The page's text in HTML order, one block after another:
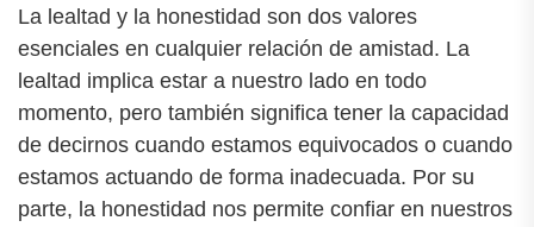
La lealtad y la honestidad son dos valores
esenciales en cualquier relación de amistad. La
lealtad implica estar a nuestro lado en todo
momento, pero también significa tener la capacidad
de decirnos cuando estamos equivocados o cuando
estamos actuando de forma inadecuada. Por su
parte, la honestidad nos permite confiar en nuestros